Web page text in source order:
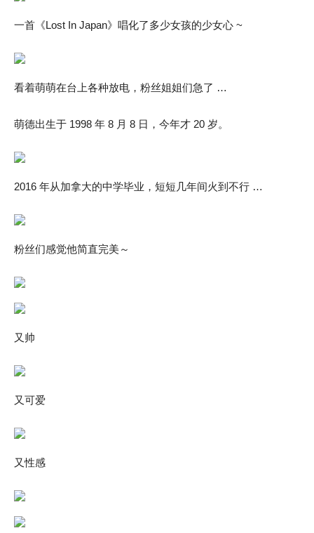
一首《Lost In Japan》唱化了多少女孩的少女心 ~
看着萌萌在台上各种放电，粉丝姐姐们急了 …
萌德出生于 1998 年 8 月 8 日，今年才 20 岁。
2016 年从加拿大的中学毕业，短短几年间火到不行 …
粉丝们感觉他简直完美～
又帅
又可爱
又性感